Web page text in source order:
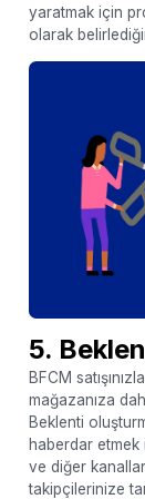
yaratmak için
olarak
5.
BFCM
mağazanıza
Beklenti
haberdar etmek
ve diğer
takipçilerinize